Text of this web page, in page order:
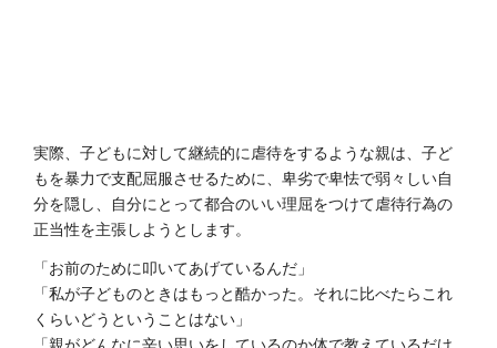
実際、子どもに対して継続的に虐待をするような親は、子ど
もを暴力で支配屈服させるために、卑劣で卑怯で弱々しい自
分を隠し、自分にとって都合のいい理屈をつけて虐待行為の
正当性を主張しようとします。
「お前のために叩いてあげているんだ」
「私が子どものときはもっと酷かった。それに比べたらこれ
くらいどうということはない」
「親がどんなに辛い思いをしているのか体で教えているだけ